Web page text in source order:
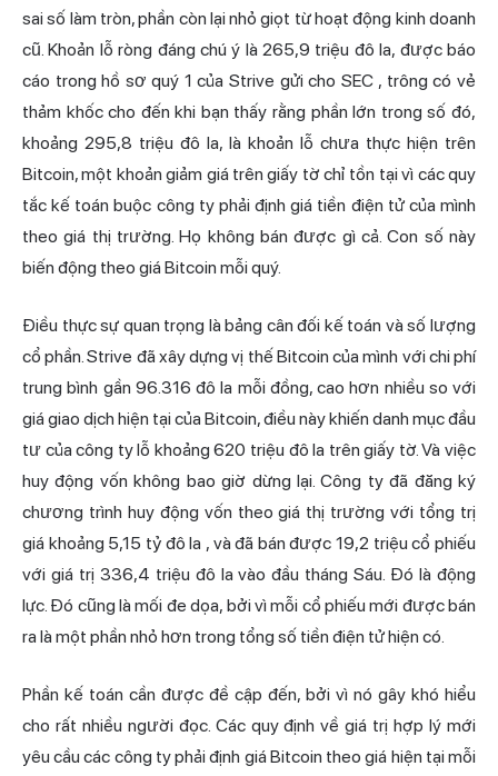
sai số làm tròn, phần còn lại nhỏ giọt từ hoạt động kinh doanh
cũ. Khoản lỗ ròng đáng chú ý là 265,9 triệu đô la, được báo
cáo trong hồ sơ quý 1 của Strive gửi cho SEC, trông có vẻ
thảm khốc cho đến khi bạn thấy rằng phần lớn trong số đó,
khoảng 295,8 triệu đô la, là khoản lỗ chưa thực hiện trên
Bitcoin, một khoản giảm giá trên giấy tờ chỉ tồn tại vì các quy
tắc kế toán buộc công ty phải định giá tiền điện tử của mình
theo giá thị trường. Họ không bán được gì cả. Con số này
biến động theo giá Bitcoin mỗi quý.
Điều thực sự quan trọng là bảng cân đối kế toán và số lượng
cổ phần. Strive đã xây dựng vị thế Bitcoin của mình với chi phí
trung bình gần 96.316 đô la mỗi đồng, cao hơn nhiều so với
giá giao dịch hiện tại của Bitcoin, điều này khiến danh mục đầu
tư của công ty lỗ khoảng 620 triệu đô la trên giấy tờ. Và việc
huy động vốn không bao giờ dừng lại. Công ty đã đăng ký
chương trình huy động vốn theo giá thị trường với tổng trị
giá khoảng 5,15 tỷ đô la , và đã bán được 19,2 triệu cổ phiếu
với giá trị 336,4 triệu đô la vào đầu tháng Sáu. Đó là động
lực. Đó cũng là mối đe dọa, bởi vì mỗi cổ phiếu mới được bán
ra là một phần nhỏ hơn trong tổng số tiền điện tử hiện có.
Phần kế toán cần được đề cập đến, bởi vì nó gây khó hiểu
cho rất nhiều người đọc. Các quy định về giá trị hợp lý mới
yêu cầu các công ty phải định giá Bitcoin theo giá hiện tại mỗi